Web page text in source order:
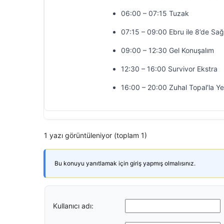
06:00 – 07:15 Tuzak
07:15 – 09:00 Ebru ile 8’de
09:00 – 12:30 Gel Konuşalım
12:30 – 16:00 Survivor Ekstra
16:00 – 20:00 Zuhal Topal’la
1 yazı görüntüleniyor (toplam 1)
Bu konuyu yanıtlamak için giriş yapmış olmalısınız.
Kullanıcı adı: